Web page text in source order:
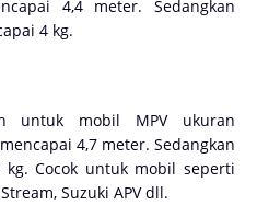
4,4 meter. Sedangkan
4 kg.
untuk mobil MPV ukuran
4,7 meter. Sedangkan
Cocok untuk mobil seperti
Suzuki APV dll.